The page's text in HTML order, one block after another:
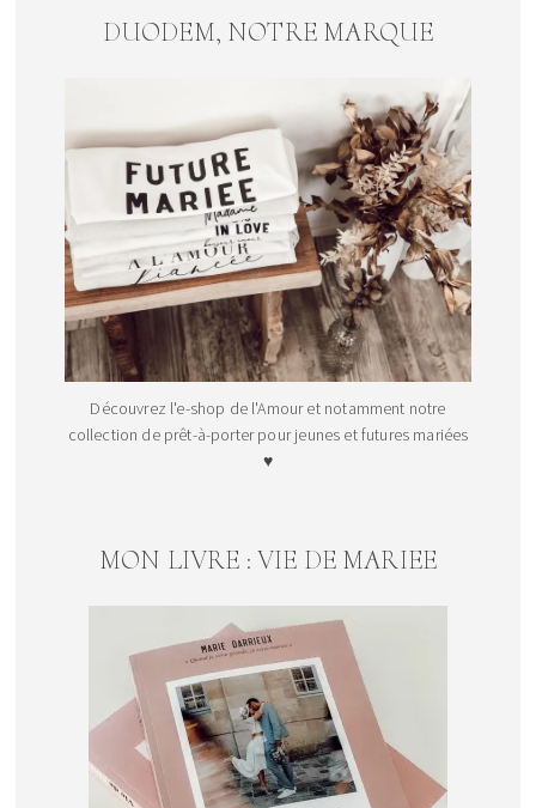
DUODEM, NOTRE MARQUE
Découvrez l'e-shop de l'Amour et notamment notre
collection de prêt-à-porter pour jeunes et futures mariées
♥
MON LIVRE : VIE DE MARIEE